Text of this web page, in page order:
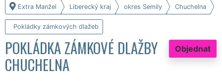
Extra Manžel Liberecký kraj okres Semily Chuchelna
Pokládky zámkových dlažeb
Objednat
POKLÁDKA ZÁMKOVÉ DLAŽBY
CHUCHELNA